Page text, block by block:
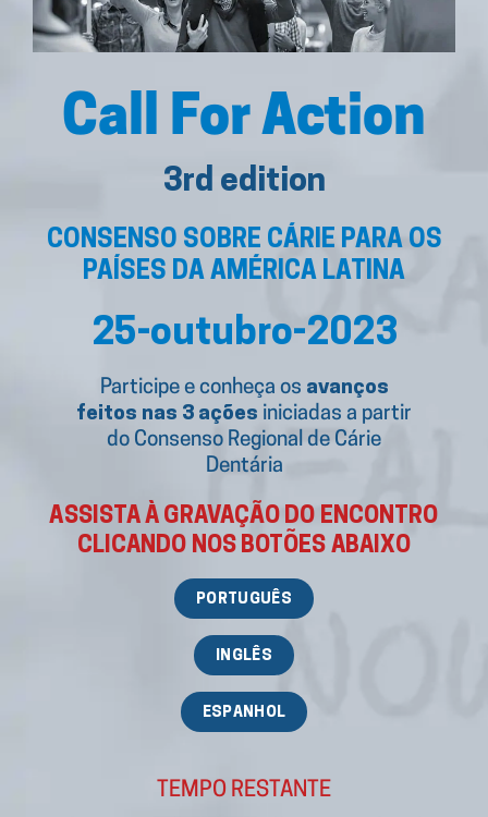
Call For Action
3rd edition
CONSENSO SOBRE CÁRIE PARA OS
PAÍSES DA AMÉRICA LATINA
25-outubro-2023
Participe e conheça os avanços
feitos nas 3 ações iniciadas a partir
do Consenso Regional de Cárie
Dentária
ASSISTA À GRAVAÇÃO DO ENCONTRO
CLICANDO NOS BOTÕES ABAIXO
PORTUGUÊS
INGLÊS
ESPANHOL
TEMPO RESTANTE